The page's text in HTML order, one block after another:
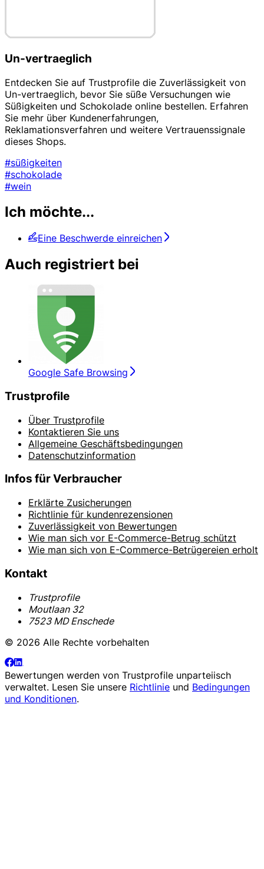
Un-vertraeglich
Entdecken Sie auf Trustprofile die Zuverlässigkeit von
Un-vertraeglich, bevor Sie süße Versuchungen wie
Süßigkeiten und Schokolade online bestellen. Erfahren
Sie mehr über Kundenerfahrungen,
Reklamationsverfahren und weitere Vertrauenssignale
dieses Shops.
#süßigkeiten
#schokolade
#wein
Ich möchte...
Eine Beschwerde einreichen
Auch registriert bei
Google Safe Browsing
Trustprofile
Über Trustprofile
Kontaktieren Sie uns
Allgemeine Geschäftsbedingungen
Datenschutzinformation
Infos für Verbraucher
Erklärte Zusicherungen
Richtlinie für kundenrezensionen
Zuverlässigkeit von Bewertungen
Wie man sich vor E-Commerce-Betrug schützt
Wie man sich von E-Commerce-Betrügereien erholt
Kontakt
Trustprofile
Moutlaan 32
7523 MD Enschede
© 2026 Alle Rechte vorbehalten
Bewertungen werden von Trustprofile unparteiisch
verwaltet. Lesen Sie unsere Richtlinie und Bedingungen
und Konditionen.